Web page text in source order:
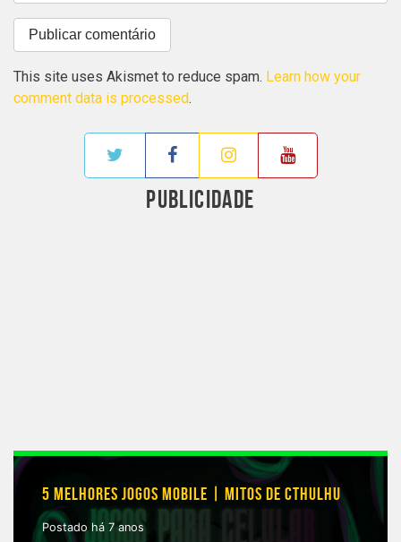
This site uses Akismet to reduce spam. Learn how your
comment data is processed.
PUBLICIDADE
5 MELHORES JOGOS MOBILE | MITOS DE CTHULHU
Postado há 7 anos